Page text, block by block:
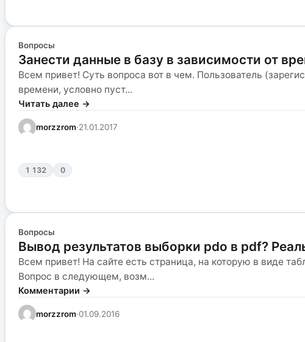
Вопросы
Занести данные в базу в зависимости от
Всем привет! Суть вопроса вот в чем. Пользователь
времени, условно пуст...
Читать далее →
morzzrom·21.01.2017
1 132 0
Вопросы
Вывод результатов выборки pdo в pdf?
Всем привет! На сайте есть страница, на которую в виде
Вопрос в следующем, возм...
Комментарии →
morzzrom·01.09.2016